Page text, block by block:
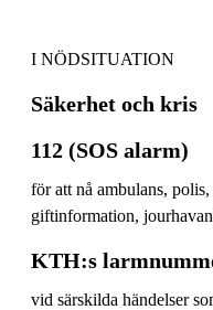
I NÖDSITUATION
Säkerhet och kris
112 (SOS alarm)
för att nå ambulans,
giftinformation,
KTH:s
vid särskilda händelser